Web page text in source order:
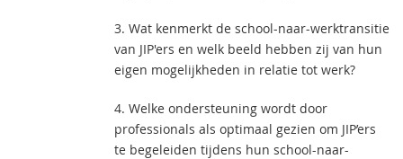
3. Wat kenmerkt de school-naar-werktransitie
van JIP'ers en welk beeld hebben zij van hun
eigen mogelijkheden in relatie tot werk?
4. Welke ondersteuning wordt door
professionals als optimaal gezien om JIP’ers
te begeleiden tijdens hun school-naar-